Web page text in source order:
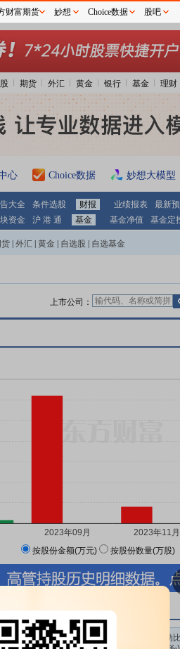
期货 外汇 黄金 银行 基金 理财
心 Choice数据 妙想大模型
大全 条件选股 财报 业绩报表 最新
资金 沪 港 通 基金 基金净值 基金定
外汇 黄金 自选股 自选基金
上市公司：
按股份金额(万元) 按股份数量(万股)
成交
变动金额
变动
财富期货 妙想 Choice数据 股吧